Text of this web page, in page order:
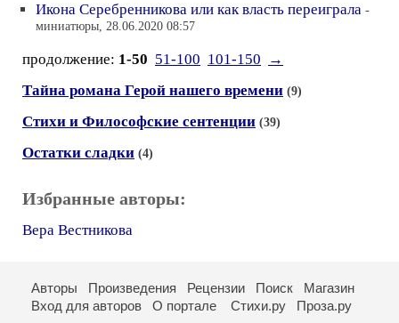
Икона Серебренникова или как власть переиграла -
миниатюры, 28.06.2020 08:57
продолжение: 1-50 51-100 101-150
→
Тайна романа Герой нашего времени (9)
Стихи и Философские сентенции (39)
Остатки сладки (4)
Избранные авторы:
Вера Вестникова
Авторы Произведения Рецензии Поиск
Магазин
Вход для авторов
О портале Стихи.ру Проза.ру